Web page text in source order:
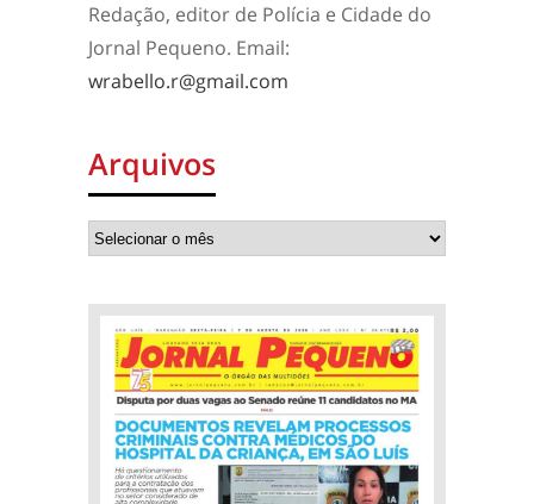
Redação, editor de Polícia e Cidade do
Jornal Pequeno. Email:
wrabello.r@gmail.com
Arquivos